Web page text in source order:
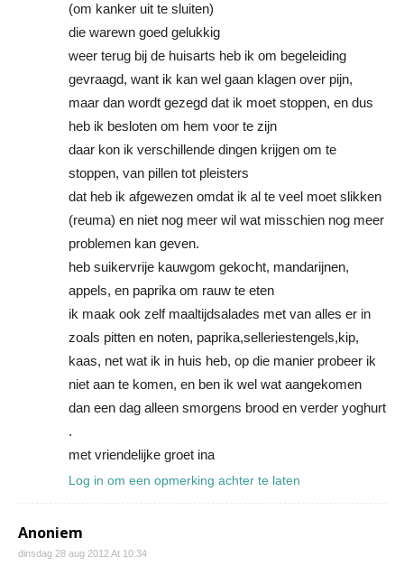
(om kanker uit te sluiten)
die warewn goed gelukkig
weer terug bij de huisarts heb ik om begeleiding
gevraagd, want ik kan wel gaan klagen over pijn,
maar dan wordt gezegd dat ik moet stoppen, en dus
heb ik besloten om hem voor te zijn
daar kon ik verschillende dingen krijgen om te
stoppen, van pillen tot pleisters
dat heb ik afgewezen omdat ik al te veel moet slikken
(reuma) en niet nog meer wil wat misschien nog meer
problemen kan geven.
heb suikervrije kauwgom gekocht, mandarijnen,
appels, en paprika om rauw te eten
ik maak ook zelf maaltijdsalades met van alles er in
zoals pitten en noten, paprika,selleriestengels,kip,
kaas, net wat ik in huis heb, op die manier probeer ik
niet aan te komen, en ben ik wel wat aangekomen
dan een dag alleen smorgens brood en verder yoghurt
.
met vriendelijke groet ina
Log in om een opmerking achter te laten
Anoniem
dinsdag 28 aug 2012 At 10:34